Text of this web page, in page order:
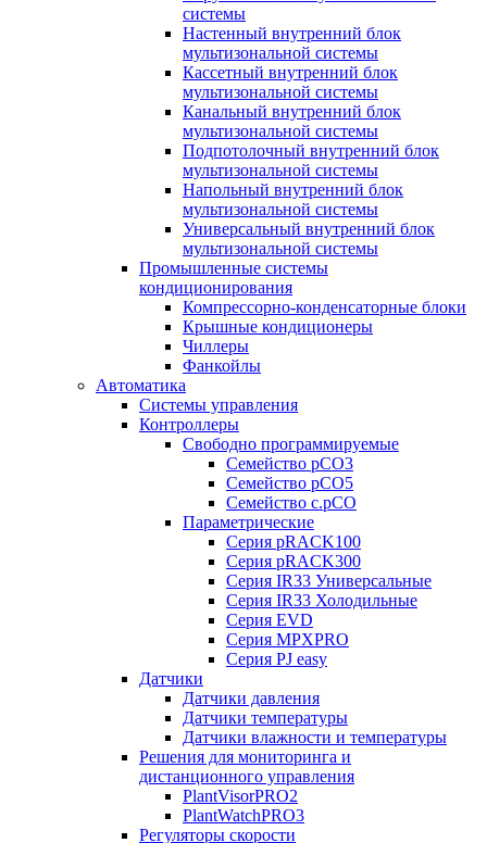
системы
Настенный внутренний блок
мультизональной системы
Кассетный внутренний блок
мультизональной системы
Канальный внутренний блок
мультизональной системы
Подпотолочный внутренний блок
мультизональной системы
Напольный внутренний блок
мультизональной системы
Универсальный внутренний блок
мультизональной системы
Промышленные системы
кондиционирования
Компрессорно-конденсаторные блоки
Крышные кондиционеры
Чиллеры
Фанкойлы
Автоматика
Системы управления
Контроллеры
Свободно программируемые
Семейство pCO3
Семейство pCO5
Семейство c.pCO
Параметрические
Серия pRACK100
Серия pRACK300
Серия IR33 Универсальные
Серия IR33 Холодильные
Серия EVD
Серия MPXPRO
Серия PJ easy
Датчики
Датчики давления
Датчики температуры
Датчики влажности и температуры
Решения для мониторинга и
дистанционного управления
PlantVisorPRO2
PlantWatchPRO3
Регуляторы скорости